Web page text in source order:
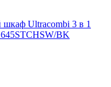
шкаф Ultracombi 3 в 1
BK